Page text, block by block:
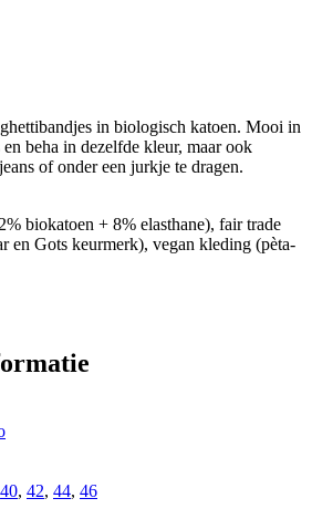
in biologisch katoen. Mooi in
beha in dezelfde kleur, maar ook
of onder een jurkje te dragen.
biokatoen + 8% elasthane), fair trade
en Gots keurmerk), vegan kleding (pèta-
40, 42, 44, 46